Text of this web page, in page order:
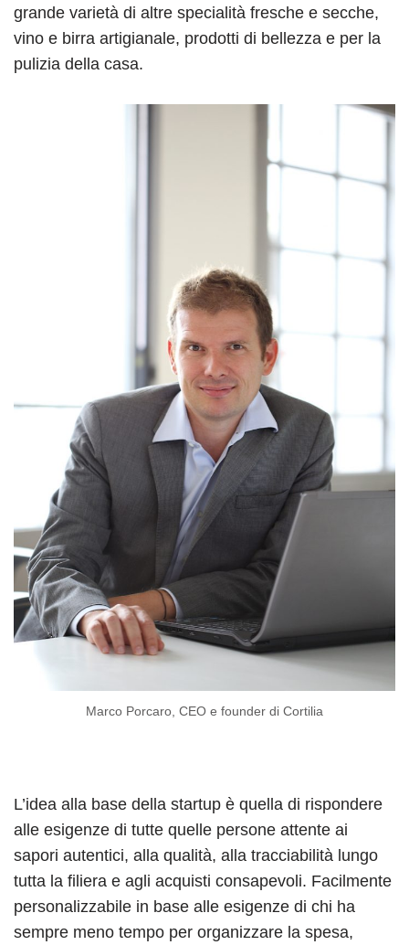
grande varietà di altre specialità fresche e secche,
vino e birra artigianale, prodotti di bellezza e per la
pulizia della casa.
Marco Porcaro, CEO e founder di Cortilia
L’idea alla base della startup è quella di rispondere
alle esigenze di tutte quelle persone attente ai
sapori autentici, alla qualità, alla tracciabilità lungo
tutta la filiera e agli acquisti consapevoli. Facilmente
personalizzabile in base alle esigenze di chi ha
sempre meno tempo per organizzare la spesa,